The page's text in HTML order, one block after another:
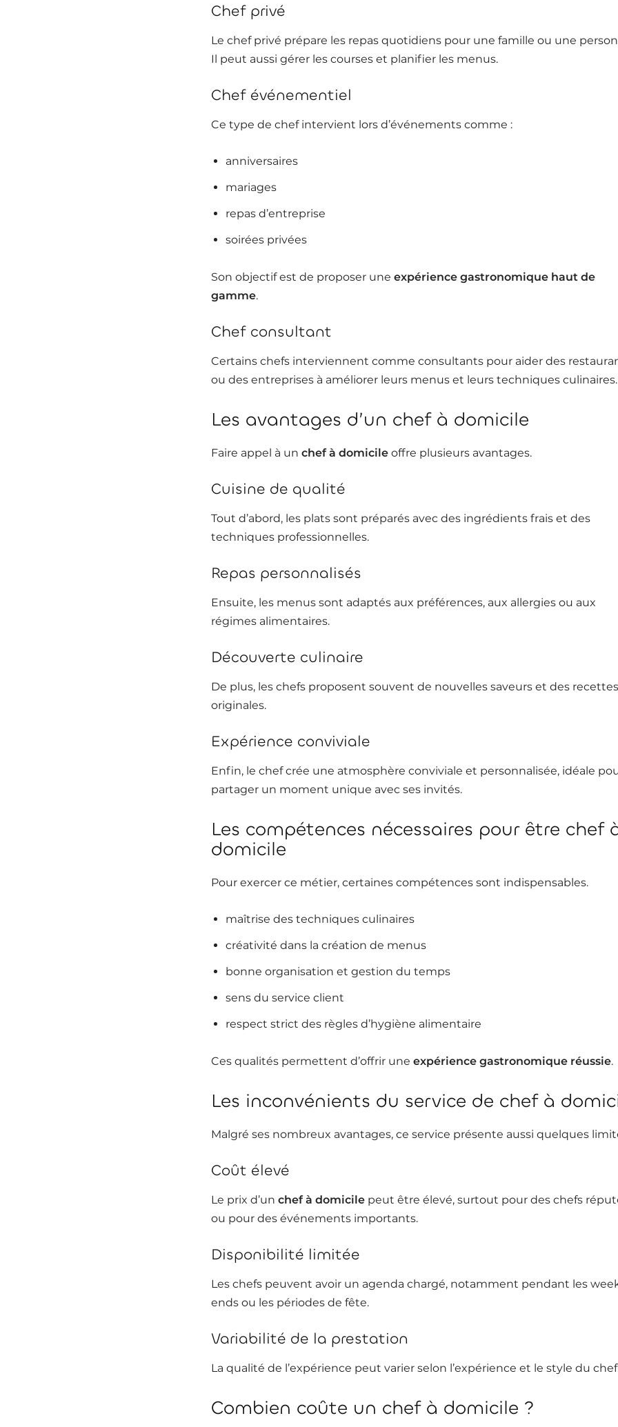
Chef privé
Le chef privé prépare les repas quotidiens pour une famille ou une
Il peut aussi gérer les courses et planifier les menus.
Chef événementiel
Ce type de chef intervient lors d’événements comme :
anniversaires
mariages
repas d’entreprise
soirées privées
Son objectif est de proposer une expérience gastronomique haut de
gamme.
Chef consultant
Certains chefs interviennent comme consultants pour aider des
ou des entreprises à améliorer leurs menus et leurs techniques culinaires.
Les avantages d’un chef à domicile
Faire appel à un chef à domicile offre plusieurs avantages.
Cuisine de qualité
Tout d’abord, les plats sont préparés avec des ingrédients frais et des
techniques professionnelles.
Repas personnalisés
Ensuite, les menus sont adaptés aux préférences, aux allergies ou aux
régimes alimentaires.
Découverte culinaire
De plus, les chefs proposent souvent de nouvelles saveurs et des recettes
originales.
Expérience conviviale
Enfin, le chef crée une atmosphère conviviale et personnalisée, idéale
partager un moment unique avec ses invités.
Les compétences nécessaires pour être chef
domicile
Pour exercer ce métier, certaines compétences sont indispensables.
maîtrise des techniques culinaires
créativité dans la création de menus
bonne organisation et gestion du temps
sens du service client
respect strict des règles d’hygiène alimentaire
Ces qualités permettent d’offrir une expérience gastronomique réussie.
Les inconvénients du service de chef à
Malgré ses nombreux avantages, ce service présente aussi quelques
Coût élevé
Le prix d’un chef à domicile peut être élevé, surtout pour des chefs
ou pour des événements importants.
Disponibilité limitée
Les chefs peuvent avoir un agenda chargé, notamment pendant les
ends ou les périodes de fête.
Variabilité de la prestation
La qualité de l’expérience peut varier selon l’expérience et le style du
Combien coûte un chef à domicile ?